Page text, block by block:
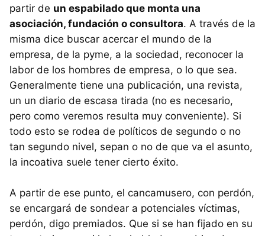
partir de un espabilado que monta una
asociación, fundación o consultora. A través de la
misma dice buscar acercar el mundo de la
empresa, de la pyme, a la sociedad, reconocer la
labor de los hombres de empresa, o lo que sea.
Generalmente tiene una publicación, una revista,
un un diario de escasa tirada (no es necesario,
pero como veremos resulta muy conveniente). Si
todo esto se rodea de políticos de segundo o no
tan segundo nivel, sepan o no de que va el asunto,
la incoativa suele tener cierto éxito.
A partir de ese punto, el cancamusero, con perdón,
se encargará de sondear a potenciales víctimas,
perdón, digo premiados. Que si se han fijado en su